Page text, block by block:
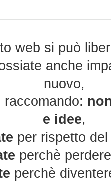
web si può
anche
nuovo,
e idee,
per rispetto
perchè
perchè